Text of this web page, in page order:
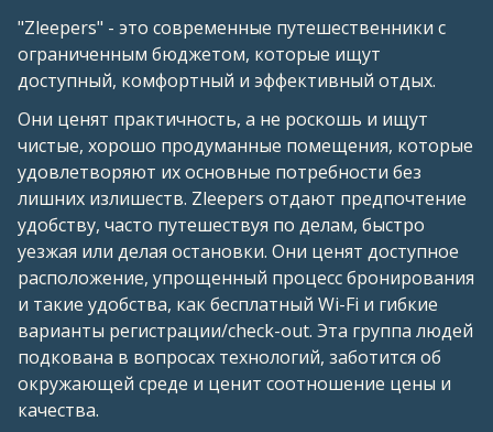
"Zleepers" - это современные путешественники с
ограниченным бюджетом, которые ищут
доступный, комфортный и эффективный отдых.
Они ценят практичность, а не роскошь и ищут
чистые, хорошо продуманные помещения, которые
удовлетворяют их основные потребности без
лишних излишеств. Zleepers отдают предпочтение
удобству, часто путешествуя по делам, быстро
уезжая или делая остановки. Они ценят доступное
расположение, упрощенный процесс бронирования
и такие удобства, как бесплатный Wi-Fi и гибкие
варианты регистрации/check-out. Эта группа людей
подкована в вопросах технологий, заботится об
окружающей среде и ценит соотношение цены и
качества.